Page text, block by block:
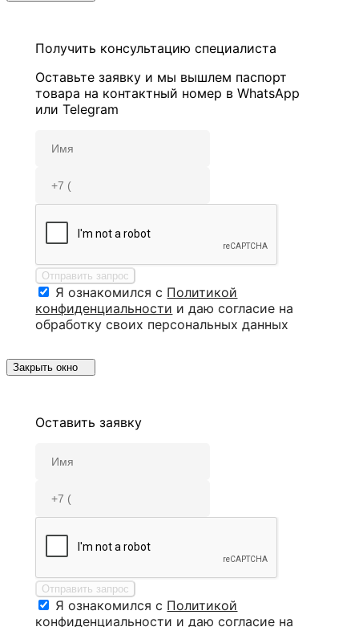
Получить консультацию специалиста
Оставьте заявку и мы вышлем паспорт
товара на контактный номер в WhatsApp
или Telegram
Отправить запрос
Я ознакомился с Политикой
конфиденциальности и даю согласие на
обработку своих персональных данных
Закрыть окно
Оставить заявку
Отправить запрос
Я ознакомился с Политикой
конфиденциальности и даю согласие на